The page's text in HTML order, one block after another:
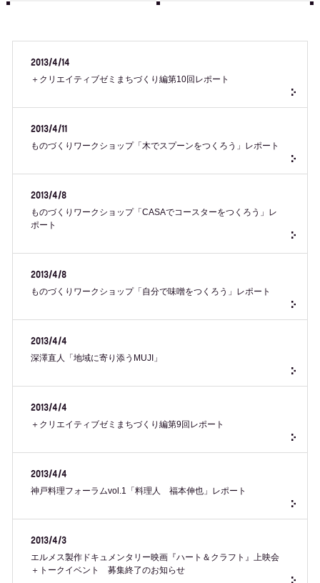
2013/4/14
＋クリエイティブゼミまちづくり編第10回レポート
2013/4/11
ものづくりワークショップ「木でスプーンをつくろう」レポート
2013/4/8
ものづくりワークショップ「CASAでコースターをつくろう」レ
ポート
2013/4/8
ものづくりワークショップ「自分で味噌をつくろう」レポート
2013/4/4
深澤直人「地域に寄り添うMUJI」
2013/4/4
＋クリエイティブゼミまちづくり編第9回レポート
2013/4/4
神戸料理フォーラムvol.1「料理人 福本伸也」レポート
2013/4/3
エルメス製作ドキュメンタリー映画『ハート＆クラフト』上映会
＋トークイベント 募集終了のお知らせ